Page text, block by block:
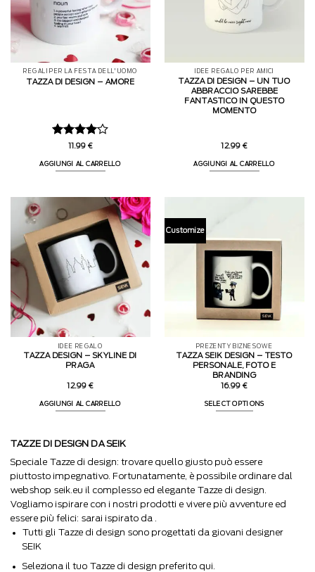
REGALI PER LA FESTA DELL'UOMO
TAZZA DI DESIGN – AMORE
Valutato
11.99 €
AGGIUNGI AL CARRELLO
IDEE REGALO PER AMICI
TAZZA DI DESIGN – UN TUO
ABBRACCIO SAREBBE
FANTASTICO IN QUESTO
MOMENTO
12.99 €
AGGIUNGI AL CARRELLO
IDEE REGALO
TAZZA DESIGN – SKYLINE DI
PRAGA
12.99 €
AGGIUNGI AL CARRELLO
Customize
PREZENTY BIZNESOWE
TAZZA SEIK DESIGN – TESTO
PERSONALE, FOTO E
BRANDING
16.99 €
SELECT OPTIONS
TAZZE DI DESIGN DA SEIK
Speciale Tazze di design: trovare quello giusto può essere
piuttosto impegnativo. Fortunatamente, è possibile ordinare dal
webshop seik.eu il complesso ed elegante Tazze di design.
Vogliamo ispirare con i nostri prodotti e vivere più avventure ed
essere più felici: sarai ispirato da .
Tutti gli Tazze di design sono progettati da giovani designer
SEIK
Seleziona il tuo Tazze di design preferito qui.